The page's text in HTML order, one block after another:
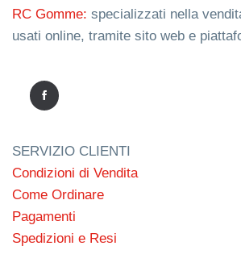
RC Gomme: specializzati nella
usati online, tramite sito web e
SERVIZIO CLIENTI
Condizioni di Vendita
Come Ordinare
Pagamenti
Spedizioni e Resi